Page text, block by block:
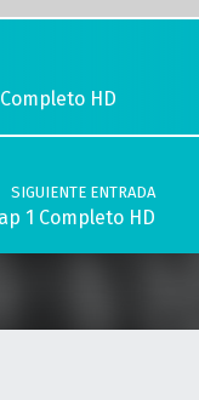
HD
SIGUIENTE ENTRADA
1 Completo HD